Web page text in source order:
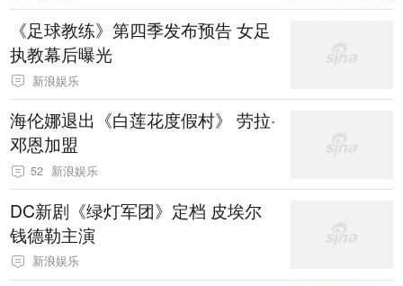
《足球教练》第四季发布预告 女足
执教幕后曝光
新浪娱乐
海伦娜退出《白莲花度假村》 劳拉·
邓恩加盟
52 新浪娱乐
DC新剧《绿灯军团》定档 皮埃尔
钱德勒主演
新浪娱乐